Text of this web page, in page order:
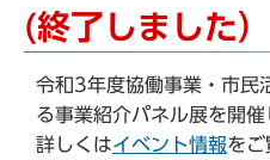
(終了しました）
令和3年度協働事業・市民
る事業紹介パネル展を開催
詳しくはイベント情報をご